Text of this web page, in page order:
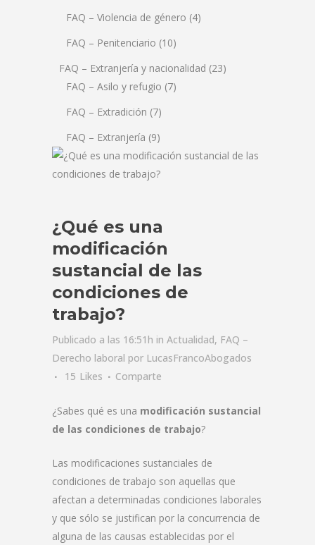
FAQ – Violencia de género (4)
FAQ – Penitenciario (10)
FAQ – Extranjería y nacionalidad (23)
FAQ – Asilo y refugio (7)
FAQ – Extradición (7)
FAQ – Extranjería (9)
¿Qué es una
modificación
sustancial de las
condiciones de
trabajo?
Publicado a las 16:51h in Actualidad, FAQ –
Derecho laboral por LucasFrancoAbogados
15 Likes Comparte
¿Sabes qué es una modificación sustancial
de las condiciones de trabajo?
Las modificaciones sustanciales de
condiciones de trabajo son aquellas que
afectan a determinadas condiciones laborales
y que sólo se justifican por la concurrencia de
alguna de las causas establecidas por el